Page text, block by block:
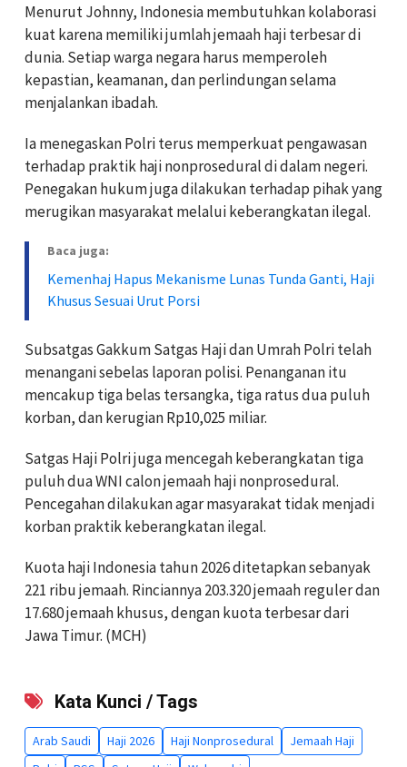
Menurut Johnny, Indonesia membutuhkan kolaborasi
kuat karena memiliki jumlah jemaah haji terbesar di
dunia. Setiap warga negara harus memperoleh
kepastian, keamanan, dan perlindungan selama
menjalankan ibadah.
Ia menegaskan Polri terus memperkuat pengawasan
terhadap praktik haji nonprosedural di dalam negeri.
Penegakan hukum juga dilakukan terhadap pihak yang
merugikan masyarakat melalui keberangkatan ilegal.
Baca juga:
Kemenhaj Hapus Mekanisme Lunas Tunda Ganti, Haji
Khusus Sesuai Urut Porsi
Subsatgas Gakkum Satgas Haji dan Umrah Polri telah
menangani sebelas laporan polisi. Penanganan itu
mencakup tiga belas tersangka, tiga ratus dua puluh
korban, dan kerugian Rp10,025 miliar.
Satgas Haji Polri juga mencegah keberangkatan tiga
puluh dua WNI calon jemaah haji nonprosedural.
Pencegahan dilakukan agar masyarakat tidak menjadi
korban praktik keberangkatan ilegal.
Kuota haji Indonesia tahun 2026 ditetapkan sebanyak
221 ribu jemaah. Rinciannya 203.320 jemaah reguler dan
17.680 jemaah khusus, dengan kuota terbesar dari
Jawa Timur. (MCH)
Kata Kunci / Tags
Arab Saudi Haji 2026 Haji Nonprosedural
Jemaah Haji